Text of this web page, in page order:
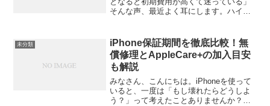
そんな声、最近よく耳にします。ハイス
とすると負担が大きい。そんなときに注
目されているのが「リ...
未分類
iPhone保証期間を徹底比較！無
償修理とAppleCare+の加入目安
も解説
みなさん、こんにちは。iPhoneを使って
いると、一度は「もし壊れたらどうしよ
う？」って考えたことありませんか？私